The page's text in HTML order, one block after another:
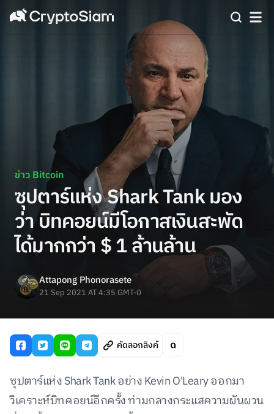
ข่าว Bitcoin
ซุปตาร์แห่ง Shark Tank มอง
ว่า บิทคอยน์มีโอกาสเงินสะพัด
ได้มากกว่า $ 1 ล้านล้าน
Attapong Phonorasete
21 Sep 2021 AT 4:35 GMT-0
คัดลอกลิงค์
ซุปตาร์แห่ง Shark Tank อย่าง Kevin O'Leary ออกมา
วิเคราะห์บิทคอยน์อีกครั้ง ท่ามกลางกระแสความผันผวน